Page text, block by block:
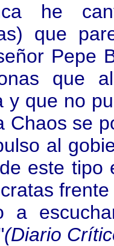
he
que
Pepe
que
y que no
Chaos se
al
este tipo
a
(Diario